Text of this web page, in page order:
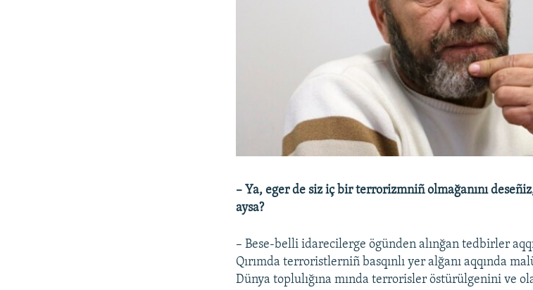
– Ya, eger de siz iç bir terrorizmniñ olmağanını
aysa?
– Bese-belli idarecilerge ögünden alınğan tedbirler
Qırımda terroristlerniñ basqınlı yer alğanı aqqında
Dünya toplulığına mında terrorisler östürülgenini ve